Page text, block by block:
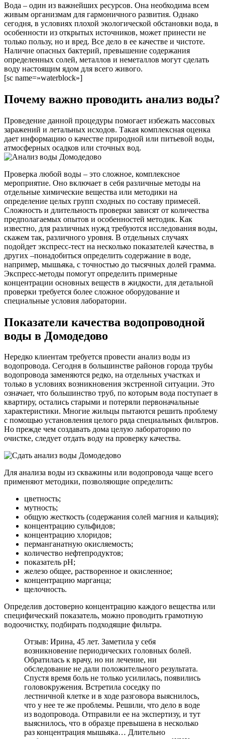
Вода – один из важнейших ресурсов. Она необходима всем
живым организмам для гармоничного развития. Однако
сегодня, в условиях плохой экологической обстановки вода, в
особенности из открытых источников, может принести не
только пользу, но и вред. Все дело в ее качестве и чистоте.
Наличие опасных бактерий, превышение содержания
определенных солей, металлов и неметаллов могут сделать
воду настоящим ядом для всего живого.
[sc name=»waterblock»]
Почему важно проводить анализ воды?
Проведение данной процедуры помогает избежать массовых
заражений и летальных исходов. Такая комплексная оценка
дает информацию о качестве природной или питьевой воды,
атмосферных осадков или сточных вод.
Проверка любой воды – это сложное, комплексное
мероприятие. Оно включает в себя различные методы на
отдельные химические вещества или методики на
определение целых групп сходных по составу примесей.
Сложность и длительность проверки зависят от количества
предполагаемых опытов и особенностей методик. Как
известно, для различных нужд требуются исследования воды,
скажем так, различного уровня. В отдельных случаях
подойдет экспресс-тест на несколько показателей качества, в
других –понадобиться определить содержание в воде,
например, мышьяка, с точностью до тысячных долей грамма.
Экспресс-методы помогут определить примерные
концентрации основных веществ в жидкости, для детальной
проверки требуется более сложное оборудование и
специальные условия лаборатории.
Показатели качества водопроводной
воды в Домодедово
Нередко клиентам требуется провести анализ воды из
водопровода. Сегодня в большинстве районов города трубы
водопровода заменяются редко, на отдельных участках и
только в условиях возникновения экстренной ситуации. Это
означает, что большинство труб, по которым вода поступает в
квартиру, остались старыми и потеряли первоначальные
характеристики. Многие жильцы пытаются решить проблему
с помощью установления целого ряда специальных фильтров.
Но прежде чем создавать дома целую лабораторию по
очистке, следует отдать воду на проверку качества.
Для анализа воды из скважины или водопровода чаще всего
применяют методики, позволяющие определить:
цветность;
мутность;
общую жесткость (содержания солей магния и кальция);
концентрацию сульфидов;
концентрацию хлоридов;
перманганатную окисляемость;
количество нефтепродуктов;
показатель рН;
железо общее, растворенное и окисленное;
концентрацию марганца;
щелочность.
Определив достоверно концентрацию каждого вещества или
специфический показатель, можно проводить грамотную
водоочистку, подбирать подходящие фильтра.
Отзыв: Ирина, 45 лет. Заметила у себя
возникновение периодических головных болей.
Обратилась к врачу, но ни лечение, ни
обследование не дали положительного результата.
Спустя время боль не только усилилась, появились
головокружения. Встретила соседку по
лестничной клетке и в ходе разговора выяснилось,
что у нее те же проблемы. Решили, что дело в воде
из водопровода. Отправили ее на экспертизу, и тут
выяснилось, что в образце превышена в несколько
раз концентрация мышьяка… Длительно